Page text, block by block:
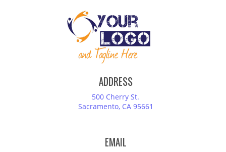
ADDRESS
500 Cherry St.
Sacramento, CA 95661
EMAIL